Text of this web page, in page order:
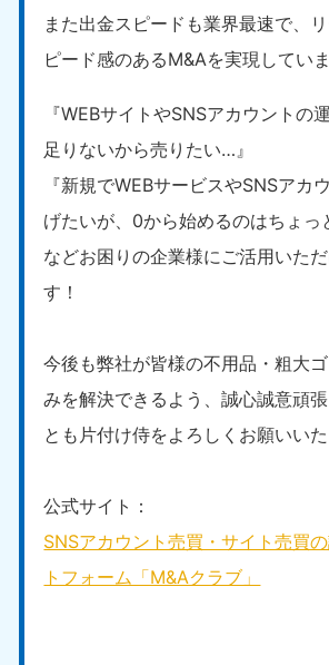
また出金スピードも業界最速で、
ピード感のあるM&Aを実現していま
『WEBサイトやSNSアカウントの
足りないから売りたい…』
『新規でWEBサービスやSNSアカ
げたいが、0から始めるのはちょっ
などお困りの企業様にご活用いた
す！
今後も弊社が皆様の不用品・粗大
みを解決できるよう、誠心誠意頑
とも片付け侍をよろしくお願いいた
公式サイト：
SNSアカウント売買・サイト売買
トフォーム「M&Aクラブ」